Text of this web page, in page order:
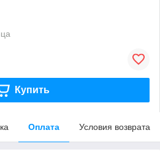
Купить
Оплата Условия возврата